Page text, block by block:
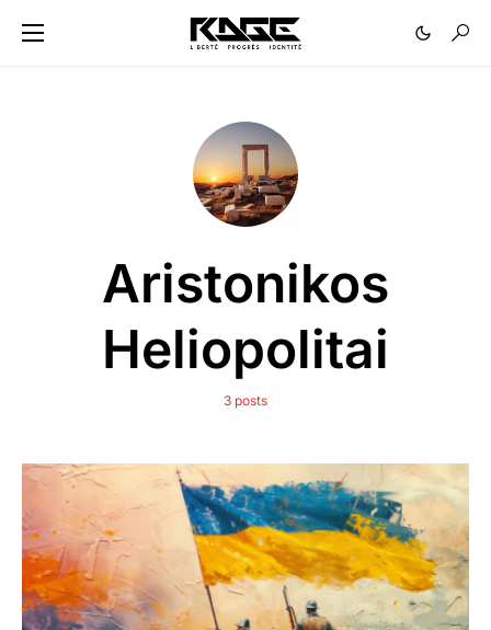
Aristonikos
Heliopolitai
3 posts